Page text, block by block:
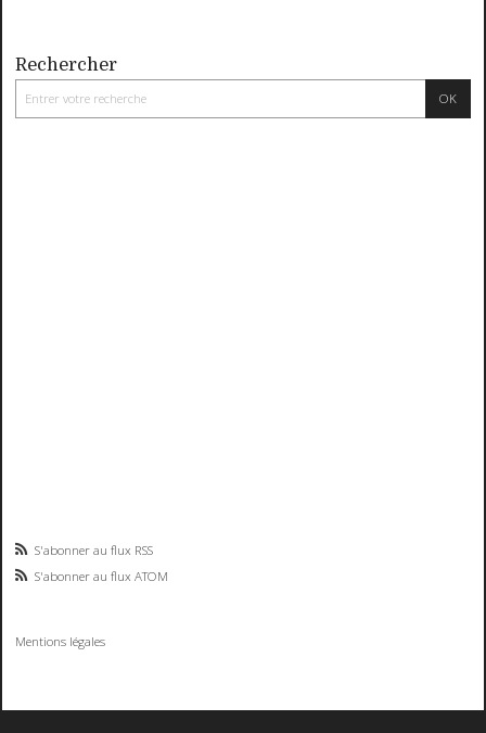
Rechercher
S'abonner au flux RSS
S'abonner au flux ATOM
Mentions légales